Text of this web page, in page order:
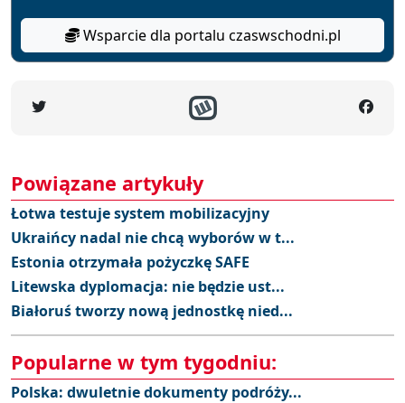
Wsparcie dla portalu czaswschodni.pl
Powiązane artykuły
Łotwa testuje system mobilizacyjny
Ukraińcy nadal nie chcą wyborów w t...
Estonia otrzymała pożyczkę SAFE
Litewska dyplomacja: nie będzie ust...
Białoruś tworzy nową jednostkę nied...
Popularne w tym tygodniu:
Polska: dwuletnie dokumenty podróży...